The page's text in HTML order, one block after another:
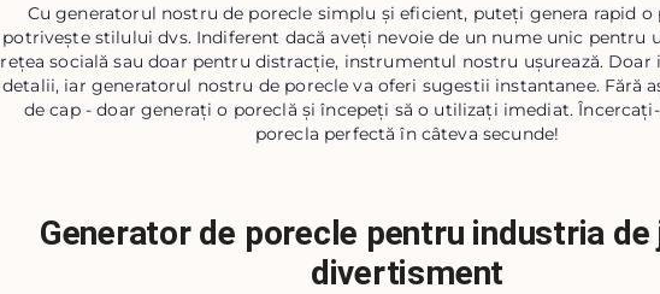
Cu generatorul nostru de porecle simplu și eficient, puteți genera rapid o
potrivește stilului dvs. Indiferent dacă aveți nevoie de un nume unic pentru
rețea socială sau doar pentru distracție, instrumentul nostru ușurează.
detalii, iar generatorul nostru de porecle va oferi sugestii instantanee. Fără
de cap - doar generați o poreclă și începeți să o utilizați imediat.
porecla perfectă în câteva secunde!
Generator de porecle pentru industria de
divertisment